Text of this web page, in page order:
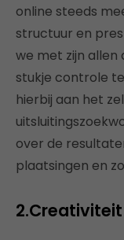
online steeds
structuur en
we met zijn allen
stukje controle
hierbij aan het
over de
plaatsingen en
2.Creativiteit